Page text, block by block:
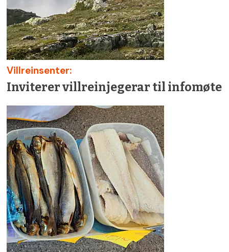
Villreinsenter:
Inviterer villreinjegerar til infomøte